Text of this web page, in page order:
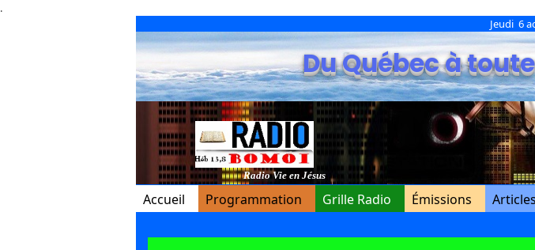
.
Jeudi 6
Du Québec à
Radio Vie en Jésus
Accueil Programmation Grille Radio Émissions Articles